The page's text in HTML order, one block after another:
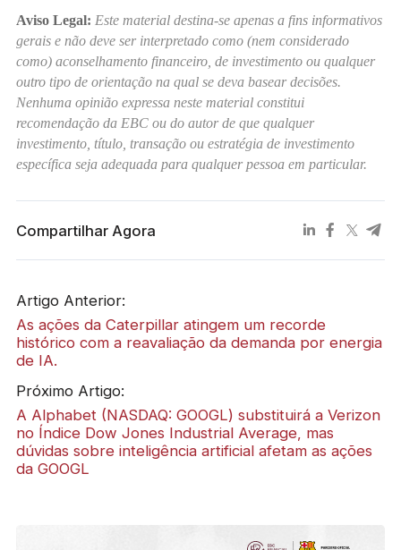
Aviso Legal: Este material destina-se apenas a fins informativos
gerais e não deve ser interpretado como (nem considerado
como) aconselhamento financeiro, de investimento ou qualquer
outro tipo de orientação na qual se deva basear decisões.
Nenhuma opinião expressa neste material constitui
recomendação da EBC ou do autor de que qualquer
investimento, título, transação ou estratégia de investimento
específica seja adequada para qualquer pessoa em particular.
Compartilhar Agora
Artigo Anterior:
As ações da Caterpillar atingem um recorde
histórico com a reavaliação da demanda por energia
de IA.
Próximo Artigo:
A Alphabet (NASDAQ: GOOGL) substituirá a Verizon
no Índice Dow Jones Industrial Average, mas
dúvidas sobre inteligência artificial afetam as ações
da GOOGL